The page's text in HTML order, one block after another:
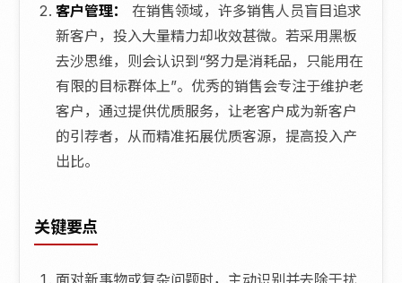
客户管理：
在销售领域，许多销售人员盲目追求
新客户，投入大量精力却收效甚微。若采用黑板
去沙思维，则会认识到“努力是消耗品，只能用在
有限的目标群体上”。优秀的销售会专注于维护老
客户，通过提供优质服务，让老客户成为新客户
的引荐者，从而精准拓展优质客源，提高投入产
出比。
关键要点
面对新事物或复杂问题时，主动识别并去除干扰